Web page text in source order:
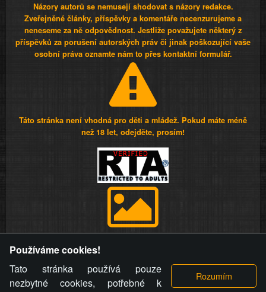
Názory autorů se nemusejí shodovat s názory redakce.
Zveřejněné články, příspěvky a komentáře necenzurujeme a
neneseme za ně odpovědnost. Jestliže považujete některý z
příspěvků za porušení autorských práv či jinak poškozující vaše
osobní práva oznamte nám to přes kontaktní formulář.
Táto stránka není vhodná pro děti a mládež. Pokud máte méně
než 18 let, odejděte, prosím!
videa a komentáře. Osoba, které se toto opatření provozovatele
stránky týče, ani osoba, která umístila fotografii nebo video na
stránku, nemůže z důvodu odstranění fotografie, videa nebo
komentáře pro výše uvedenou okolnost uplatnit vůči
Používáme cookies!
Tato stránka používá pouze
nezbytné cookies, potřebné k